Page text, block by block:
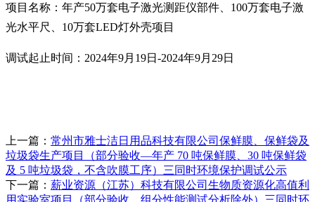
项目名称： 年产50万套电子激光测距仪部件、 100万套电子激
光水平尺、 10万套LED灯外壳项目
调试起止时间： 2024年9月 19日 -2024年9月 29日
上一篇： 常州市雅士洁日用品科技有限公司保鲜膜、保鲜袋及
垃圾袋生产项目（部分验收—年产 70 吨保鲜膜、30 吨保鲜袋
及 5 吨垃圾袋，不含吹膜工序）三同时环境保护调试公示
下一篇： 薪业资源（江苏）科技有限公司生物质资源化高值利
用实验室项目（部分验收，组分性能测试分析除外）三同时环